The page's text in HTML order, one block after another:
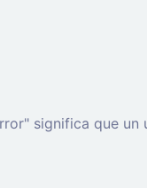
significa que